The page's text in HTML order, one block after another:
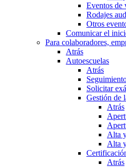
Eventos de
Rodajes
Otros
Comunicar el
Para colaboradores,
Atrás
Autoescuelas
Atrás
Solicitar
Gestión de
Atrás
Alta
Alta
Atrás